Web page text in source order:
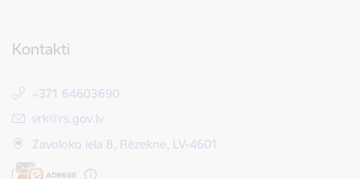
Kontakti
+371 64603690
E-pasts:
vrk@rs.gov.lv
Zavoloko iela 8, Rēzekne, LV-4601